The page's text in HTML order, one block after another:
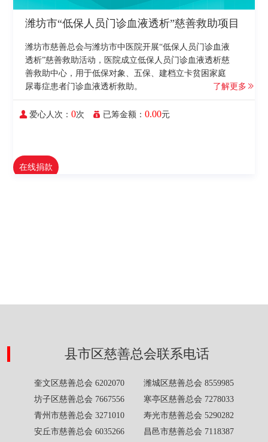
潍坊市“低保人员门诊血液透析”慈善救助项目
潍坊市慈善总会与潍坊市中医院开展“低保人员门诊血液
透析”慈善救助活动，医院成立低保人员门诊血液透析慈
善救助中心，用于低保对象、五保、建档立卡贫困家庭
尿毒症患者门诊血液透析救助。
了解更多
爱心人次： 0次 已筹金额： 0.00元
在线捐款
县市区慈善总会联系电话
奎文区慈善总会 6202070 潍城区慈善总会 8559985
坊子区慈善总会 7667556 寒亭区慈善总会 7278033
青州市慈善总会 3271010 寿光市慈善总会 5290282
安丘市慈善总会 6035266 昌邑市慈善总会 7118387